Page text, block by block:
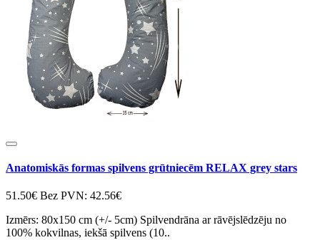
Anatomiskās formas spilvens grūtniecēm RELAX grey stars
51.50€ Bez PVN: 42.56€
Izmērs: 80x150 cm (+/- 5cm) Spilvendrāna ar rāvējslēdzēju no
100% kokvilnas, iekšā spilvens (10..